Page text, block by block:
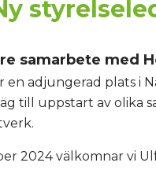
samarbete med
en adjungerad plats i
till uppstart av olika
2024 välkomnar vi